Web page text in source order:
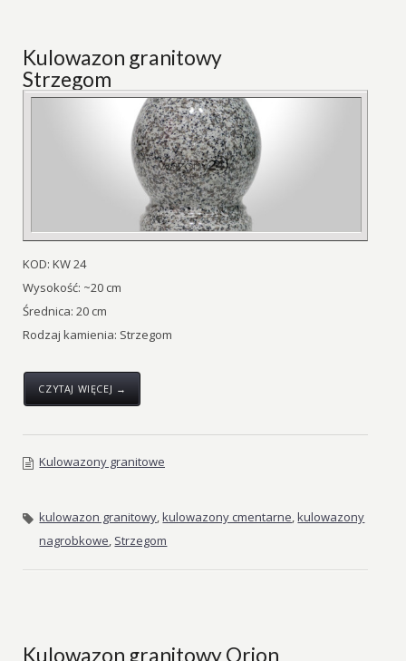
Kulowazon granitowy
Strzegom
KOD: KW 24
Wysokość: ~20 cm
Średnica: 20 cm
Rodzaj kamienia: Strzegom
CZYTAJ WIĘCEJ →
Kulowazony granitowe
kulowazon granitowy,kulowazony cmentarne,kulowazony
nagrobkowe, Strzegom
Kulowazon granitowy Orion